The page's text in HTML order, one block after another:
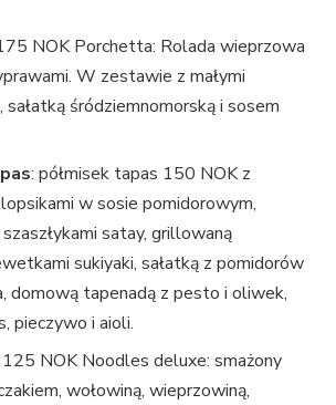
NOK Porchetta: Rolada wieprzowa
W zestawie z małymi
sałatką śródziemnomorską i sosem
: półmisek tapas 150 NOK z
w sosie pomidorowym,
satay, grillowaną
sukiyaki, sałatką z pomidorów
domową tapenadą z pesto i oliwek,
pieczywo i aioli.
125 NOK Noodles deluxe: smażony
wołowiną, wieprzowiną,